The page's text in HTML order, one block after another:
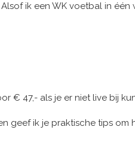
ik een WK voetbal in
€ 47,- als je er niet live bij
geef ik je praktische tips om